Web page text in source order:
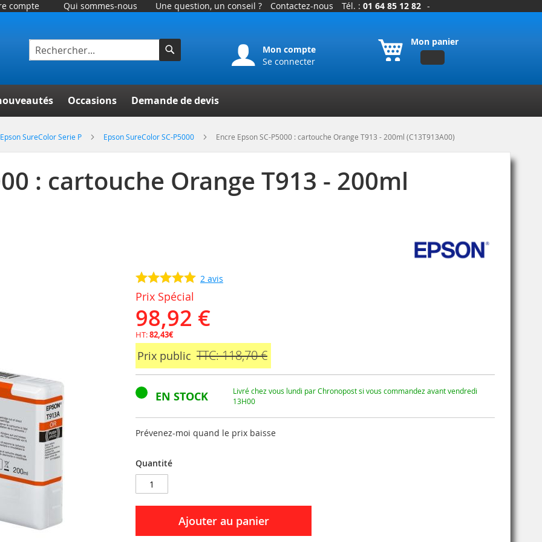
compte Qui sommes-nous Une question, un conseil ? Contactez-nous Tél. : 01 64 85 12 82 -
Mon panier
Mon compte
Se connecter
Occasions Demande de devis
Epson SureColor Serie P Epson SureColor SC-P5000 Encre Epson SC-P5000 : cartouche Orange T913 - 200ml (C13T913A00)
: cartouche Orange T913 - 200ml
2 avis
Prix Spécial
98,92 €
HT:82,43€
Prix public TTC: 118,70 €
EN STOCK
Livré chez vous lundi par Chronopost si vous commandez avant vendredi
13H00
Prévenez-moi quand le prix baisse
Quantité
Ajouter au panier